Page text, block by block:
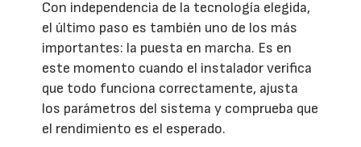
Con independencia de la tecnología elegida,
el último paso es también uno de los más
importantes: la puesta en marcha. Es en
este momento cuando el instalador verifica
que todo funciona correctamente, ajusta
los parámetros del sistema y comprueba que
el rendimiento es el esperado.